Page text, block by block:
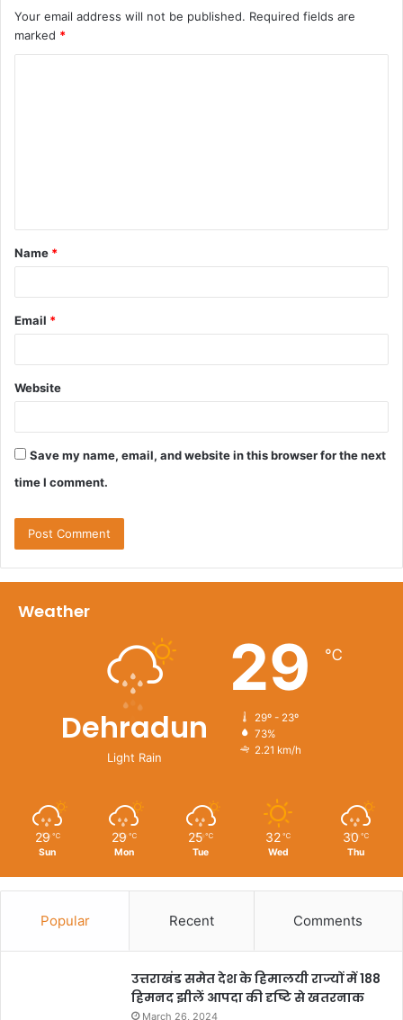
Your email address will not be published. Required fields are
marked *
t
*
Name *
Email *
Website
Save my name, email, and website in this browser for the next
time I comment.
Weather
Dehradun
Light Rain
29 ℃
29º - 23º
73%
2.21 km/h
29 ℃
Sun
29 ℃
Mon
25 ℃
Tue
32 ℃
Wed
30 ℃
Thu
Popular Recent Comments
उत्तराखंड समेत देश के हिमालयी राज्यों में 188
हिमनद झीलें आपदा की दृष्टि से खतरनाक
March 26, 2024